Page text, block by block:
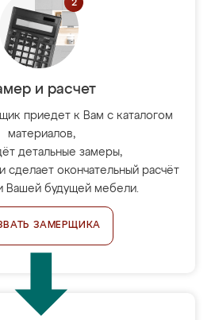
и расчет
приедет к Вам с каталогом
материалов,
детальные замеры,
сделает окончательный расчёт
Вашей будущей мебели.
ЗАМЕРЩИКА